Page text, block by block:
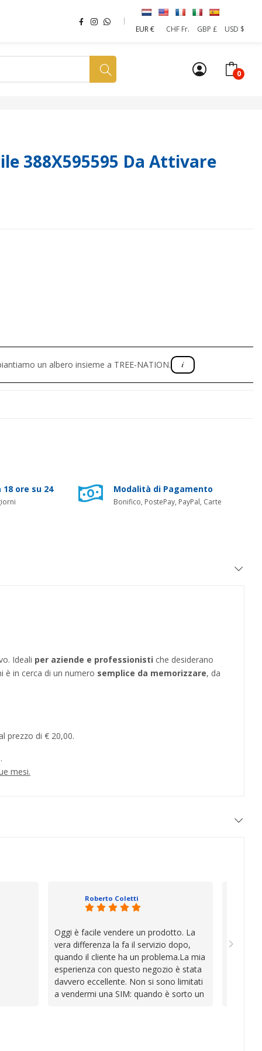
EUR €
CHF Fr. GBP £ USD $
0
388X595595 Da Attivare
un albero insieme a TREE-NATION.
ore su 24 Modalità di Pagamento
Bonifico, PostePay, PayPal, Carte
Ideali per aziende e professionisti che desiderano
è in cerca di un numero semplice da memorizzare, da
prezzo di € 20,00.
mesi.
Roberto Coletti
Oggi è facile vendere un prodotto. La
vera differenza la fa il servizio dopo,
quando il cliente ha un problema.La mia
esperienza con questo negozio è stata
davvero eccellente. Non si sono limitati
a vendermi una SIM: quando è sorto un
sono